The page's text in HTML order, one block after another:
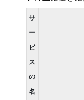
サ
ー
ビ
ス
の
名